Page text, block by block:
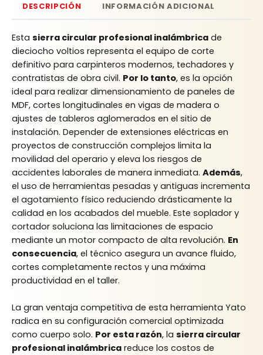
DESCRIPCIÓN INFORMACIÓN ADICIONAL
Esta sierra circular profesional inalámbrica de
dieciocho voltios representa el equipo de corte
definitivo para carpinteros modernos, techadores y
contratistas de obra civil. Por lo tanto, es la opción
ideal para realizar dimensionamiento de paneles de
MDF, cortes longitudinales en vigas de madera o
ajustes de tableros aglomerados en el sitio de
instalación. Depender de extensiones eléctricas en
proyectos de construcción complejos limita la
movilidad del operario y eleva los riesgos de
accidentes laborales de manera inmediata. Además,
el uso de herramientas pesadas y antiguas incrementa
el agotamiento físico reduciendo drásticamente la
calidad en los acabados del mueble. Este soplador y
cortador soluciona las limitaciones de espacio
mediante un motor compacto de alta revolución. En
consecuencia, el técnico asegura un avance fluido,
cortes completamente rectos y una máxima
productividad en el taller.
La gran ventaja competitiva de esta herramienta Yato
radica en su configuración comercial optimizada
como cuerpo solo. Por esta razón, la sierra circular
profesional inalámbrica reduce los costos de